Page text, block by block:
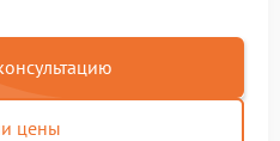
цены